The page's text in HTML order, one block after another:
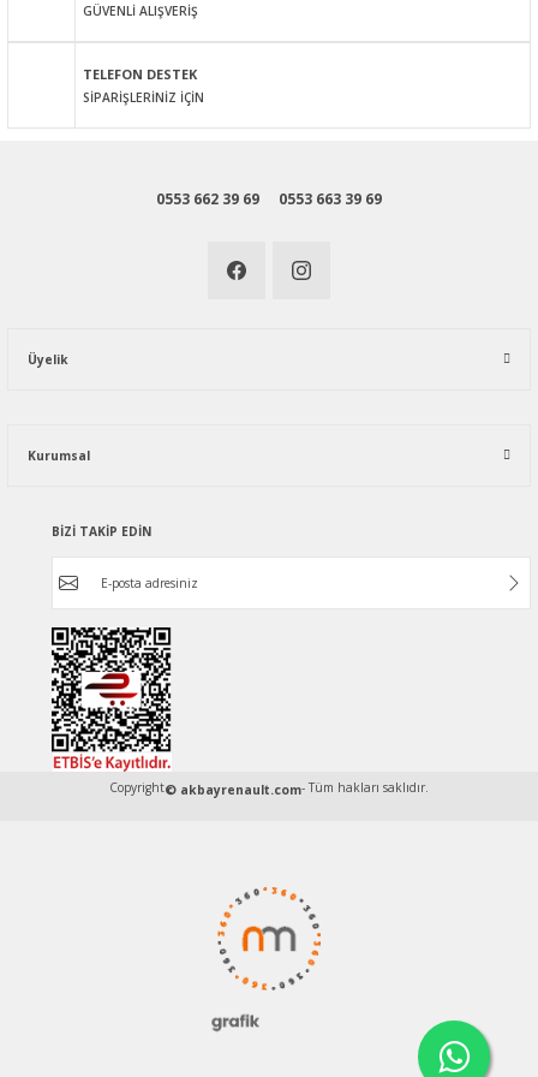
GÜVENLİ ALIŞVERİŞ
TELEFON DESTEK
SİPARİŞLERİNİZ İÇİN
0553 662 39 69 0553 663 39 69
Üyelik
Kurumsal
BİZİ TAKİP EDİN
Copyright© akbayrenault.com- Tüm hakları saklıdır.